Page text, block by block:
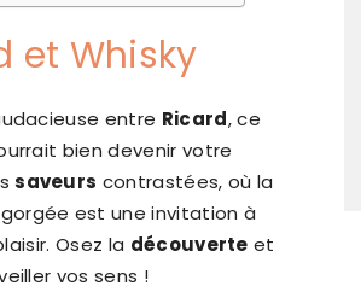
et Whisky
entre Ricard, ce
bien devenir votre
saveurs contrastées, où la
est une invitation à
Osez la découverte et
vos sens !